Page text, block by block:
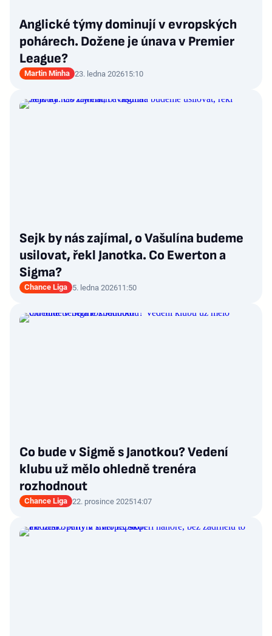
Anglické týmy dominují v evropských
pohárech. Dožene je únava v Premier
League?
Martin Minha 23. ledna 202615:10
Sejk by nás zajímal, o Vašulína budeme
usilovat, řekl Janotka. Co Ewerton a
Sigma?
Chance Liga 5. ledna 202611:50
Co bude v Sigmě s Janotkou? Vedení
klubu už mělo ohledně trenéra
rozhodnout
Chance Liga 22. prosince 202514:07